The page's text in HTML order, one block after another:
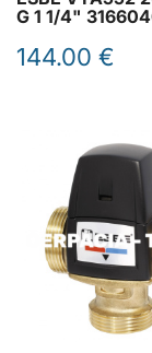
G 1 1/4"
144.00 €